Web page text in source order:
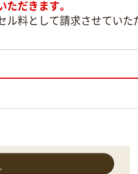
だきます。
料として請求させていた